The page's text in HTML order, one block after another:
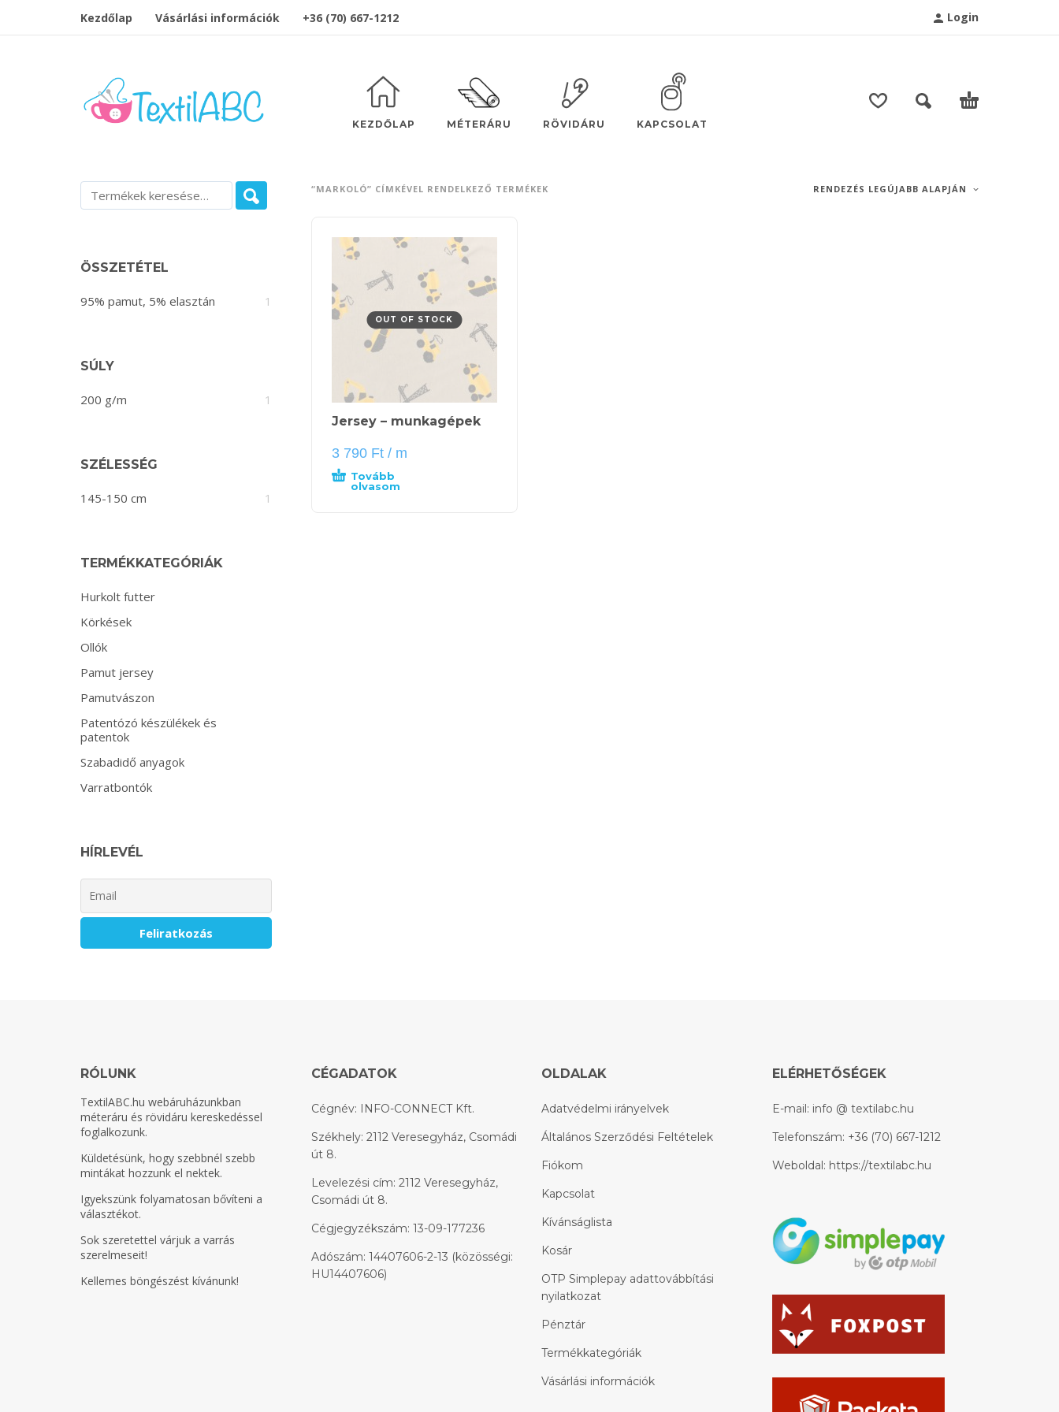
Kezdőlap Vásárlási információk +36 (70) 667-1212 Login
KEZDŐLAP MÉTERÁRU RÖVIDÁRU KAPCSOLAT
ÖSSZETÉTEL
95% pamut, 5% elasztán 1
SÚLY
200 g/m 1
SZÉLESSÉG
145-150 cm 1
TERMÉKKATEGÓRIÁK
Hurkolt futter
Körkések
Ollók
Pamut jersey
Pamutvászon
Patentózó készülékek és
patentok
Szabadidő anyagok
Varratbontók
HÍRLEVÉL
“MARKOLÓ” CÍMKÉVEL RENDELKEZŐ TERMÉKEK RENDEZÉS LEGÚJABB ALAPJÁN
OUT OF STOCK
Jersey – munkagépek
3 790 Ft / m
Tovább
olvasom
RÓLUNK
TextilABC.hu webáruházunkban
méteráru és rövidáru kereskedéssel
foglalkozunk.
Küldetésünk, hogy szebbnél szebb
mintákat hozzunk el nektek.
Igyekszünk folyamatosan bővíteni a
választékot.
Sok szeretettel várjuk a varrás
szerelmeseit!
Kellemes böngészést kívánunk!
CÉGADATOK
Cégnév: INFO-CONNECT Kft.
Székhely: 2112 Veresegyház, Csomádi
út 8.
Levelezési cím: 2112 Veresegyház,
Csomádi út 8.
Cégjegyzékszám: 13-09-177236
Adószám: 14407606-2-13 (közösségi:
HU14407606)
OLDALAK
Adatvédelmi irányelvek
Általános Szerződési Feltételek
Fiókom
Kapcsolat
Kívánságlista
Kosár
OTP Simplepay adattovábbítási
nyilatkozat
Pénztár
Termékkategóriák
Vásárlási információk
ELÉRHETŐSÉGEK
E-mail: info @ textilabc.hu
Telefonszám: +36 (70) 667-1212
Weboldal: https://textilabc.hu